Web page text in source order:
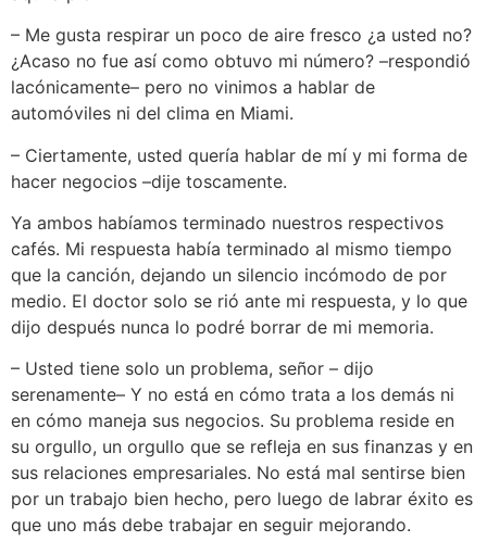
– Me gusta respirar un poco de aire fresco ¿a usted no?
¿Acaso no fue así como obtuvo mi número? –respondió
lacónicamente– pero no vinimos a hablar de
automóviles ni del clima en Miami.
– Ciertamente, usted quería hablar de mí y mi forma de
hacer negocios –dije toscamente.
Ya ambos habíamos terminado nuestros respectivos
cafés. Mi respuesta había terminado al mismo tiempo
que la canción, dejando un silencio incómodo de por
medio. El doctor solo se rió ante mi respuesta, y lo que
dijo después nunca lo podré borrar de mi memoria.
– Usted tiene solo un problema, señor – dijo
serenamente– Y no está en cómo trata a los demás ni
en cómo maneja sus negocios. Su problema reside en
su orgullo, un orgullo que se refleja en sus finanzas y en
sus relaciones empresariales. No está mal sentirse bien
por un trabajo bien hecho, pero luego de labrar éxito es
que uno más debe trabajar en seguir mejorando.